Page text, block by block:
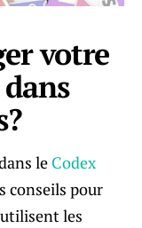
votre
le Codex
conseils pour
les